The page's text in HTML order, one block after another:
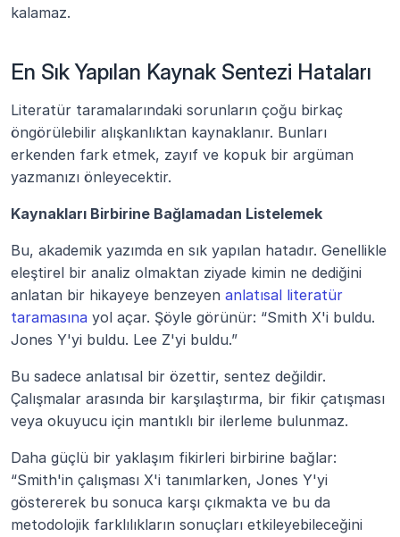
kalamaz.
En Sık Yapılan Kaynak Sentezi Hataları
Literatür taramalarındaki sorunların çoğu birkaç
öngörülebilir alışkanlıktan kaynaklanır. Bunları
erkenden fark etmek, zayıf ve kopuk bir argüman
yazmanızı önleyecektir.
Kaynakları Birbirine Bağlamadan Listelemek
Bu, akademik yazımda en sık yapılan hatadır. Genellikle
eleştirel bir analiz olmaktan ziyade kimin ne dediğini
anlatan bir hikayeye benzeyen anlatısal literatür
taramasına yol açar. Şöyle görünür: “Smith X'i buldu.
Jones Y'yi buldu. Lee Z'yi buldu.”
Bu sadece anlatısal bir özettir, sentez değildir.
Çalışmalar arasında bir karşılaştırma, bir fikir çatışması
veya okuyucu için mantıklı bir ilerleme bulunmaz.
Daha güçlü bir yaklaşım fikirleri birbirine bağlar:
“Smith'in çalışması X'i tanımlarken, Jones Y'yi
göstererek bu sonuca karşı çıkmakta ve bu da
metodolojik farklılıkların sonuçları etkileyebileceğini